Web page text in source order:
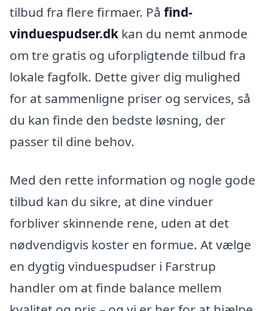
tilbud fra flere firmaer. På find-
vinduespudser.dk kan du nemt anmode
om tre gratis og uforpligtende tilbud fra
lokale fagfolk. Dette giver dig mulighed
for at sammenligne priser og services, så
du kan finde den bedste løsning, der
passer til dine behov.
Med den rette information og nogle gode
tilbud kan du sikre, at dine vinduer
forbliver skinnende rene, uden at det
nødvendigvis koster en formue. At vælge
en dygtig vinduespudser i Farstrup
handler om at finde balance mellem